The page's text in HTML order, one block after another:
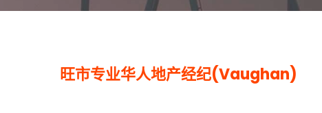
旺市专业华人地产经纪(Vaughan)